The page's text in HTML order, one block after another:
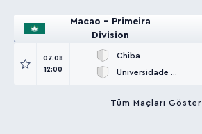
Macao - Primeira
Division
07.08
12:00
Chiba
Universidade de Macau
Tüm Maçları Göster